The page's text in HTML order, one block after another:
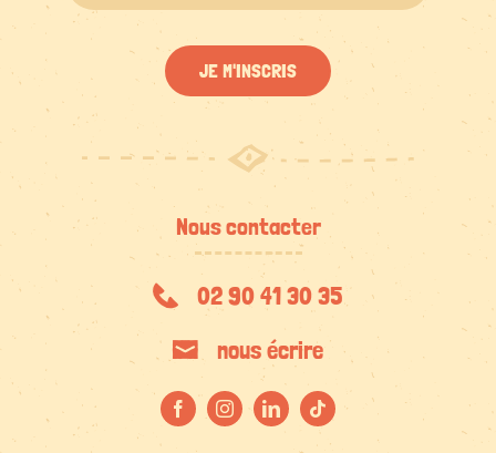
JE M'INSCRIS
Nous contacter
02 90 41 30 35
nous écrire